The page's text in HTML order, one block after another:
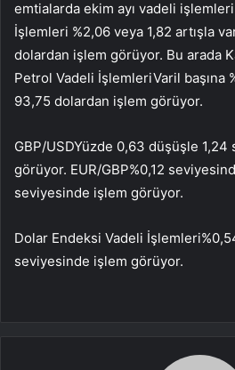
emtialarda ekim ayı vadeli işlemleri
İşlemleri %2,06 veya 1,82 artışla
dolardan işlem görüyor. Bu arada
Petrol Vadeli İşlemleriVaril başına
93,75 dolardan işlem görüyor.
GBP/USDYüzde 0,63 düşüşle 1,24
görüyor. EUR/GBP%0,12
seviyesinde işlem görüyor.
Dolar Endeksi Vadeli İşlemleri
seviyesinde işlem görüyor.